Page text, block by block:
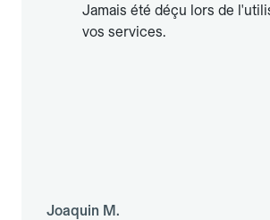
Jamais été déçu lors de
vos services.
Joaquin M.